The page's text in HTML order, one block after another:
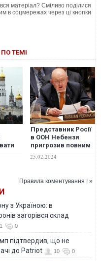
матеріал? Сміливо поділися
в соцмережах через ці кнопки
ТЕМІ
Представник Росії
в ООН Небензя
пригрозив повним
25.02.2024
Правила коментування ! »
з Україною: в
загорівся склад
1 0
підтвердив, що не
до Patriot
10 0